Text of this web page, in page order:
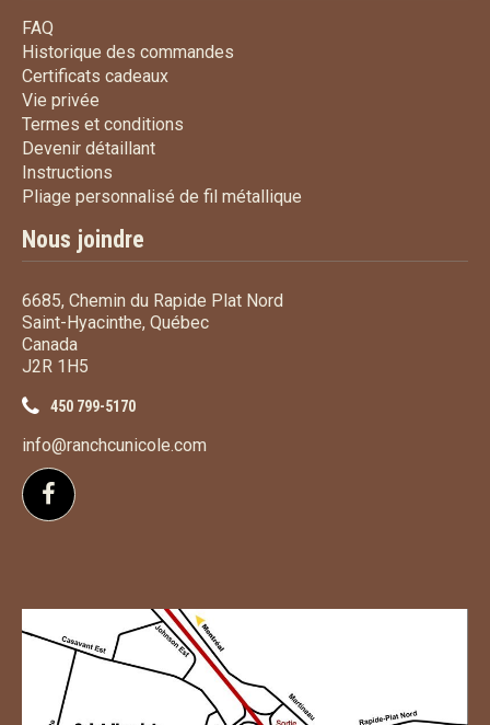
FAQ
Historique des commandes
Certificats cadeauxCertificats cadeaux
Vie privée
Termes et conditions
Devenir détaillantDevenir détaillant
Instructions
Pliage personnalisé de fil métallique
Nous joindre
6685, Chemin du Rapide Plat Nord
Saint-Hyacinthe, Québec
Canada
J2R 1H5
450 799-5170
info@ranchcunicole.com
Suivez-nous sur Facebook